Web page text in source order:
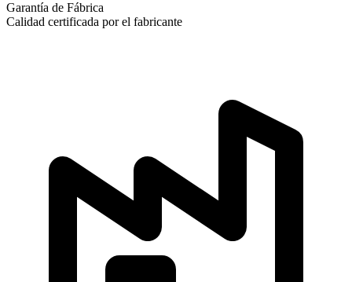
Garantía de Fábrica
Calidad certificada por el fabricante